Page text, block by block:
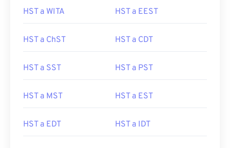
HST a WITA HST a EEST
HST a ChST HST a CDT
HST a SST HST a PST
HST a MST HST a EST
HST a EDT HST a IDT